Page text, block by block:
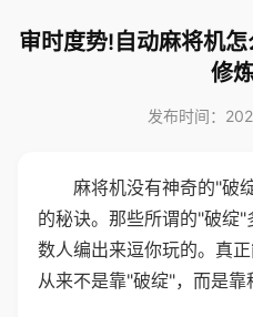
审时度势!自动麻将机
修
发布时间：
麻将机没有神奇的"破
的秘诀。那些所谓的"破绽
数人编出来逗你玩的。真
从来不是靠"破绽"，而是靠